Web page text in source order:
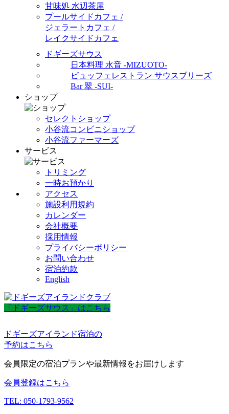
甘味処 水辺茶屋
プールサイドカフェ /
ジェラートカフェ /
レイクサイドカフェ
ドギーズサウス
日本料理 水音 -MIZUOTO-
ビュッフェレストラン サウスブリーズ
Bar 翠 -SUI-
ショップ
セレクトショップ
小谷流コンビニショップ
小谷流ファーマーズ
サービス
トリミング
一時お預かり
アクセス
施設利用規約
カレンダー
会社概要
採用情報
プライバシーポリシー
お問い合わせ
宿泊約款
English
「ドギーズサウス」はこちら
ドギーズアイランド宿泊の
予約はこちら
会員限定の宿泊プランや最新情報をお届けします
会員登録はこちら
TEL: 050-1793-9562